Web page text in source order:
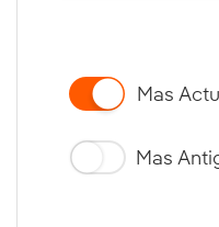
Mas
Mas